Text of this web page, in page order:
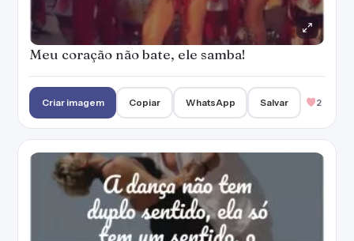
Meu coração não bate, ele samba!
Criar imagem Copiar WhatsApp Salvar 2